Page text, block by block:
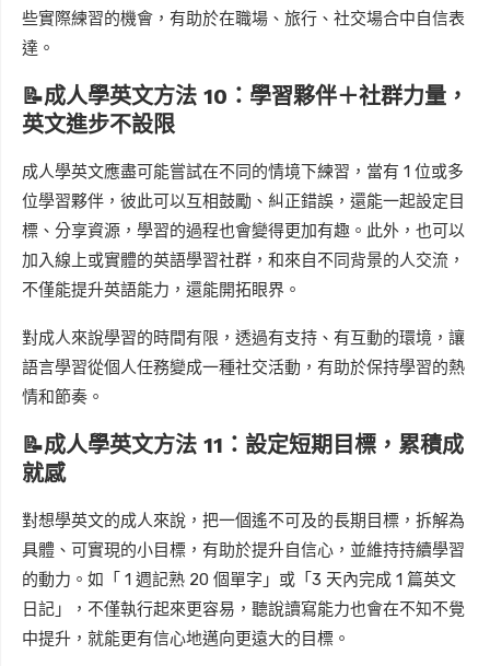
些實際練習的機會，有助於在職場、旅行、社交場合中自信表
達。
📝成人學英文方法 10：學習夥伴＋社群力量，
英文進步不設限
成人學英文應盡可能嘗試在不同的情境下練習，當有 1 位或多
位學習夥伴，彼此可以互相鼓勵、糾正錯誤，還能一起設定目
標、分享資源，學習的過程也會變得更加有趣。此外，也可以
加入線上或實體的英語學習社群，和來自不同背景的人交流，
不僅能提升英語能力，還能開拓眼界。
對成人來說學習的時間有限，透過有支持、有互動的環境，讓
語言學習從個人任務變成一種社交活動，有助於保持學習的熱
情和節奏。
📝成人學英文方法 11：設定短期目標，累積成
就感
對想學英文的成人來說，把一個遙不可及的長期目標，拆解為
具體、可實現的小目標，有助於提升自信心，並維持持續學習
的動力。如「 1 週記熟 20 個單字」或「3 天內完成 1 篇英文
日記」，不僅執行起來更容易，聽說讀寫能力也會在不知不覺
中提升，就能更有信心地邁向更遠大的目標。